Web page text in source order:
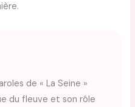
de « La Seine »
du fleuve et son rôle